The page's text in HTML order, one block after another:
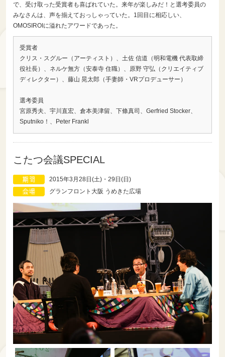
で、受け取った受賞者も喜ばれていた。来年が楽しみだ！と選考委員の
みなさんは、声を揃えておっしゃっていた。1回目に相応しい、
OMOSIROIに溢れたアワードであった。
受賞者
クリス・スグルー（アーティスト）、土佐 信道（明和電機 代表取締
役社長）、ネルケ無方（安泰寺 住職）、原野 守弘（クリエイティブ
ディレクター）、藤山 晃太郎（手妻師・VRプロデューサー）
選考委員
宮原秀夫、宇川直宏、倉本美津留、下條真司、Gerfried Stocker、
Sputniko！、Peter Frankl
こたつ会議SPECIAL
2015年3月28日(土)・29日(日)
グランフロント大阪 うめきた広場